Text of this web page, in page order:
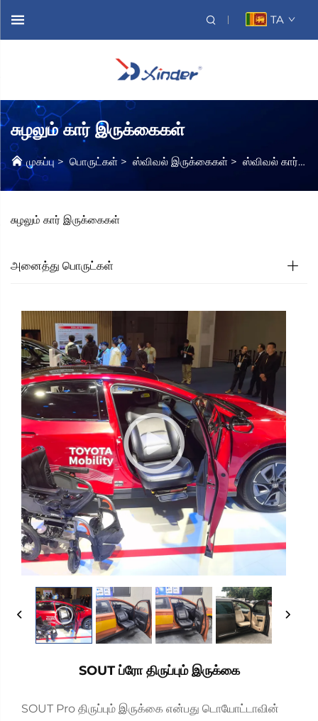
TA
சுழலும் கார் இருக்கைகள்
முகப்பு> பொருட்கள் > ஸ்விவல் இருக்கைகள் > ஸ்விவல் கார் இருக்கைகள்
சுழலும் கார் இருக்கைகள்
அனைத்து பொருட்கள்
SOUT ப்ரோ திருப்பும் இருக்கை
SOUT Pro திருப்பும் இருக்கை என்பது டொயோட்டாவின்